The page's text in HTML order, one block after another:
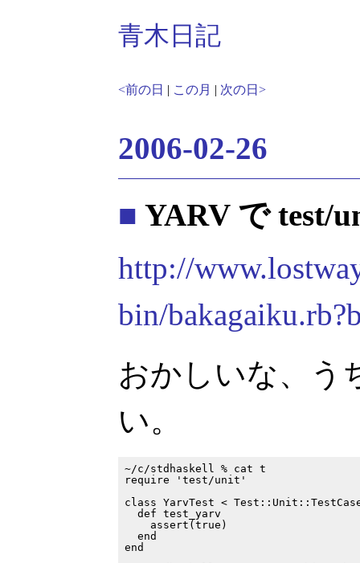
青木日記
<前の日 | この月 | 次の日>
2006-02-26
■ YARV で test/
http://
bin/
おかしいな、う
い。
~/c/stdhaskell % cat t
require 'test/unit'
class YarvTest <
  def test_yarv
    assert(true)
  end
end